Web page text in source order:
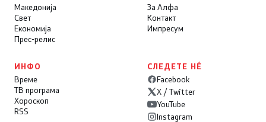
Македонија
Свет
Економија
Прес-релис
За Алфа
Контакт
Импресум
ИНФО
Време
ТВ програма
Хороскоп
RSS
СЛЕДЕТЕ НÉ
Facebook
X / Twitter
YouTube
Instagram